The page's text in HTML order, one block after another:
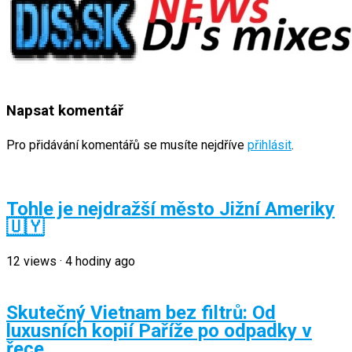
Napsat komentář
Pro přidávání komentářů se musíte nejdříve přihlásit.
Tohle je nejdražší město Jižní Ameriky
🇺🇾
12 views · 4 hodiny ago
Skutečný Vietnam bez filtrů: Od
luxusních kopií Paříže po odpadky v